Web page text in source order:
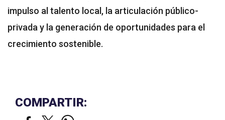
impulso al talento local, la articulación público-
privada y la generación de oportunidades para el
crecimiento sostenible.
COMPARTIR: